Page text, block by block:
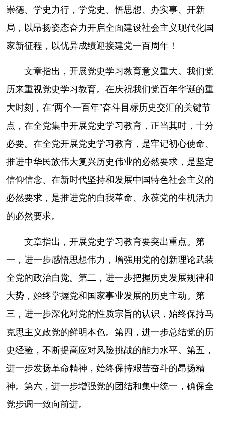
新疆 内蒙古 黑龙江
多语种频道
English Español Français عربى
Русский язык 日本語 한국어
崇德、学史力行，学党史、悟思想、办实事、开新
局，以昂扬姿态奋力开启全面建设社会主义现代化国
家新征程，以优异成绩迎接建党一百周年！
文章指出，开展党史学习教育意义重大。我们党
历来重视党史学习教育。在庆祝我们党百年华诞的重
大时刻，在“两个一百年”奋斗目标历史交汇的关键节
点，在全党集中开展党史学习教育，正当其时，十分
必要。在全党开展党史学习教育，是牢记初心使命、
推进中华民族伟大复兴历史伟业的必然要求，是坚定
信仰信念、在新时代坚持和发展中国特色社会主义的
必然要求，是推进党的自我革命、永葆党的生机活力
的必然要求。
文章指出，开展党史学习教育要突出重点。第
一，进一步感悟思想伟力，增强用党的创新理论武装
全党的政治自觉。第二，进一步把握历史发展规律和
大势，始终掌握党和国家事业发展的历史主动。第
三，进一步深化对党的性质宗旨的认识，始终保持马
克思主义政党的鲜明本色。第四，进一步总结党的历
史经验，不断提高应对风险挑战的能力水平。第五，
进一步发扬革命精神，始终保持艰苦奋斗的昂扬精
神。第六，进一步增强党的团结和集中统一，确保全
党步调一致向前进。